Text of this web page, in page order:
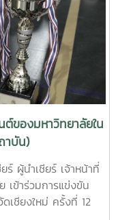
ต์ของมหาวิทยาลัยใน
าบัน)
ผู้นำเชียร์ เจ้าหน้าที่
เข้าร่วมการแข่งขัน
เชียงใหม่ ครั้งที่ 12